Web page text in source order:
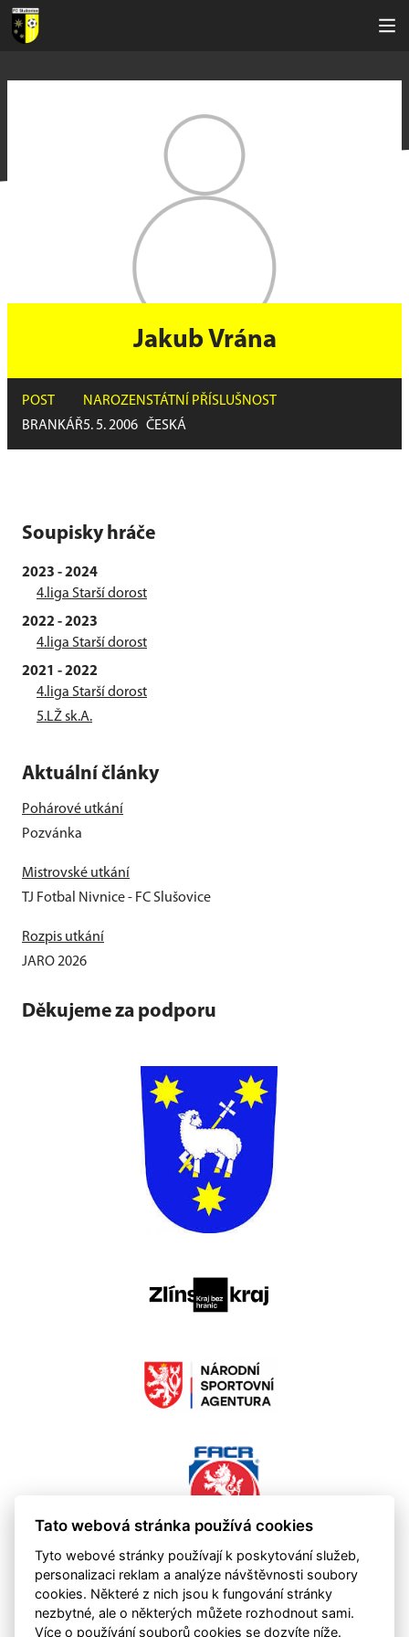
Jakub Vrána
POST
BRANKÁŘ
NAROZEN
5. 5. 2006
STÁTNÍ PŘÍSLUŠNOST
ČESKÁ
Soupisky hráče
2023 - 2024
4.liga Starší dorost
2022 - 2023
4.liga Starší dorost
2021 - 2022
4.liga Starší dorost
5.LŽ sk.A.
Aktuální články
Pohárové utkání
Pozvánka
Mistrovské utkání
TJ Fotbal Nivnice - FC Slušovice
Rozpis utkání
JARO 2026
Děkujeme za podporu
Tato webová stránka používá cookies
Tyto webové stránky používají k poskytování služeb,
personalizaci reklam a analýze návštěvnosti soubory
cookies. Některé z nich jsou k fungování stránky
nezbytné, ale o některých můžete rozhodnout sami.
Více o používání souborů cookies se dozvíte níže.